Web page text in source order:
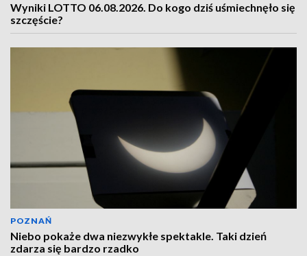
Wyniki LOTTO 06.08.2026. Do kogo dziś uśmiechnęło się
szczęście?
POZNAŃ
Niebo pokaże dwa niezwykłe spektakle. Taki dzień
zdarza się bardzo rzadko